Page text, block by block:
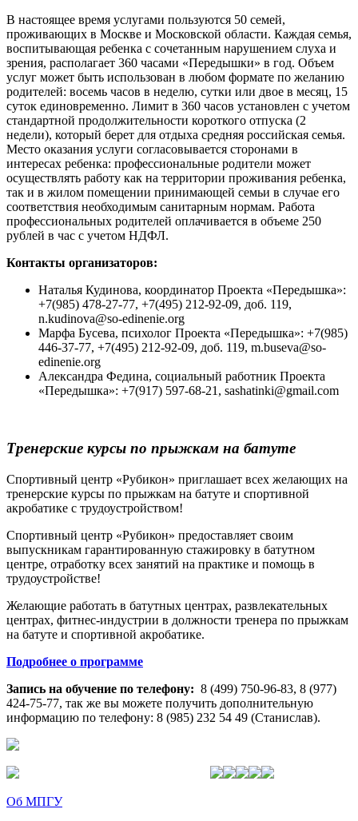
В настоящее время услугами пользуются 50 семей,
проживающих в Москве и Московской области. Каждая семья,
воспитывающая ребенка с сочетанным нарушением слуха и
зрения, располагает 360 часами «Передышки» в год. Объем
услуг может быть использован в любом формате по желанию
родителей: восемь часов в неделю, сутки или двое в месяц, 15
суток единовременно. Лимит в 360 часов установлен с учетом
стандартной продолжительности короткого отпуска (2
недели), который берет для отдыха средняя российская семья.
Место оказания услуги согласовывается сторонами в
интересах ребенка: профессиональные родители может
осуществлять работу как на территории проживания ребенка,
так и в жилом помещении принимающей семьи в случае его
соответствия необходимым санитарным нормам. Работа
профессиональных родителей оплачивается в объеме 250
рублей в час с учетом НДФЛ.
Контакты организаторов:
Наталья Кудинова, координатор Проекта «Передышка»:
+7(985) 478-27-77, +7(495) 212-92-09, доб. 119,
n.kudinova@so-edinenie.org
Марфа Бусева, психолог Проекта «Передышка»: +7(985)
446-37-77, +7(495) 212-92-09, доб. 119, m.buseva@so-
edinenie.org
Александра Федина, социальный работник Проекта
«Передышка»: +7(917) 597-68-21, sashatinki@gmail.com
Тренерские курсы по прыжкам на батуте
Спортивный центр «Рубикон» приглашает всех желающих на
тренерские курсы по прыжкам на батуте и спортивной
акробатике с трудоустройством!
Спортивный центр «Рубикон» предоставляет своим
выпускникам гарантированную стажировку в батутном
центре, отработку всех занятий на практике и помощь в
трудоустройстве!
Желающие работать в батутных центрах, развлекательных
центрах, фитнес-индустрии в должности тренера по прыжкам
на батуте и спортивной акробатике.
Подробнее о программе
Запись на обучение по телефону: 8 (499) 750-96-83, 8 (977)
424-75-77, так же вы можете получить дополнительную
информацию по телефону: 8 (985) 232 54 49 (Станислав).
Об МПГУ